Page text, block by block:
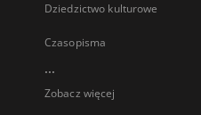
Dziedzictwo kulturowe
Czasopisma
...
Zobacz więcej